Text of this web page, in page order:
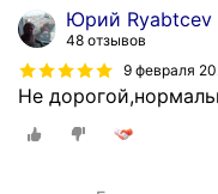
Юрий Ryabtcev
48 отзывов
9 февраля
Не